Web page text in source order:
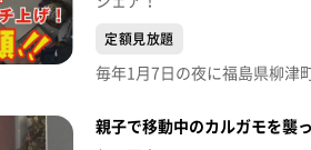
定額見放題
親子で移動中のカルガモを襲